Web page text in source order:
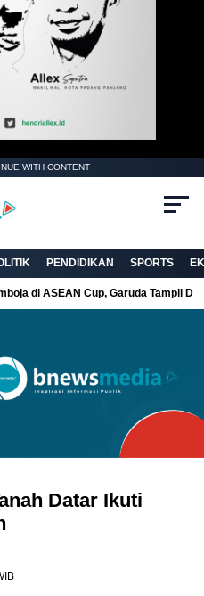
WITH CONTENT
PENDIDIKAN SPORTS
di ASEAN Cup, Garuda Tampil
Datar Ikuti